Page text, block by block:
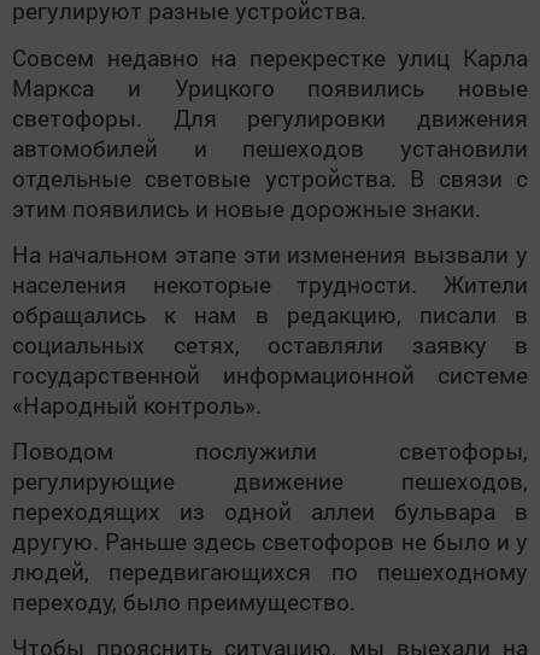
регулируют разные устройства.
Совсем недавно на перекрестке улиц Карла
Маркса и Урицкого появились новые
светофоры. Для регулировки движения
автомобилей и пешеходов установили
отдельные световые устройства. В связи с
этим появились и новые дорожные знаки.
На начальном этапе эти изменения вызвали у
населения некоторые трудности. Жители
обращались к нам в редакцию, писали в
социальных сетях, оставляли заявку в
государственной информационной системе
«Народный контроль».
Поводом послужили светофоры,
регулирующие движение пешеходов,
переходящих из одной аллеи бульвара в
другую. Раньше здесь светофоров не было и у
людей, передвигающихся по пешеходному
переходу, было преимущество.
Чтобы прояснить ситуацию, мы выехали на